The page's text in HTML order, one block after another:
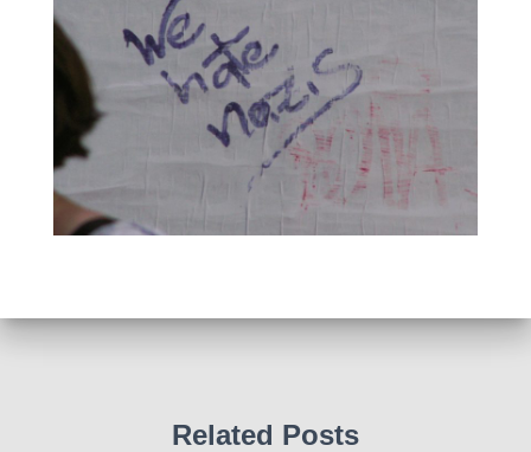
Related Posts